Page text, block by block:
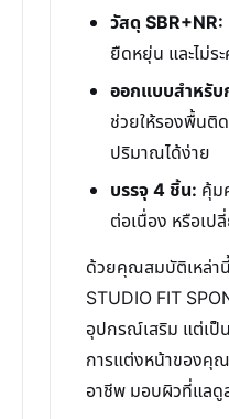
วัสดุ SBR+NR:
ยืดหยุ่น และไม่ร
ออกแบบสำหรั
ช่วยให้รองพื้นติ
ปริมาณได้ง่าย
บรรจุ 4 ชิ้น: คุ้ม
ต่อเนื่อง หรือเป
ด้วยคุณสมบัติเหล่า
STUDIO FIT
อุปกรณ์เสริม แต่เป็
การแต่งหน้าของคุ
อาชีพ มอบผิวที่แลดู